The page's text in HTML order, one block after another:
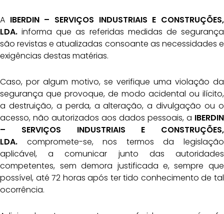
A IBERDIN – SERVIÇOS INDUSTRIAIS E CONSTRUÇÕES,
LDA. informa que as referidas medidas de segurança
são revistas e atualizadas consoante as necessidades e
exigências destas matérias.
Caso, por algum motivo, se verifique uma violação da
segurança que provoque, de modo acidental ou ilícito,
a destruição, a perda, a alteração, a divulgação ou o
acesso, não autorizados aos dados pessoais, a IBERDIN
– SERVIÇOS INDUSTRIAIS E CONSTRUÇÕES,
LDA. compromete-se, nos termos da legislação
aplicável, a comunicar junto das autoridades
competentes, sem demora justificada e, sempre que
possível, até 72 horas após ter tido conhecimento de tal
ocorrência.